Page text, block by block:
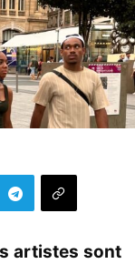
artistes sont